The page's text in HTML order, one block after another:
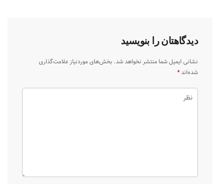
دیدگاهتان را بنویسید
نشانی ایمیل شما منتشر نخواهد شد. بخش‌های موردنیاز علامت‌گذاری
شده‌اند*